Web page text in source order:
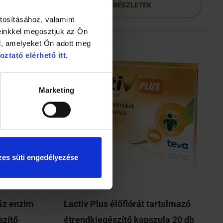
valamint
megosztjuk az Ön
amelyeket Ön adott meg
elérhető itt.
Marketing
süti engedélyezése
RÉSZLETEK
enzim
Lactiv Plus élőflórát tartalmazó
étrendkiegészítő kapszula 20 db